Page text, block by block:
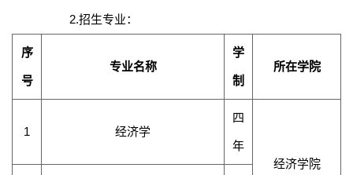
2.招生专业：
序
号
专业名称
学
制
所在学院
1 经济学
四
年
经济学院